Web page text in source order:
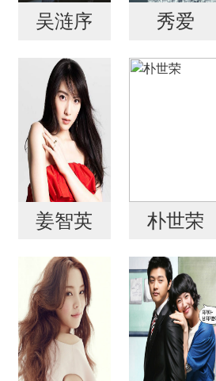
吴涟序 秀爱
姜智英 朴世荣